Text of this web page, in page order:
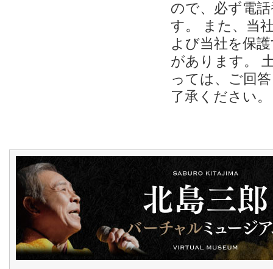
ので、必ず電
す。 また、当
よび当社を保
があります。
っては、ご回
了承ください。